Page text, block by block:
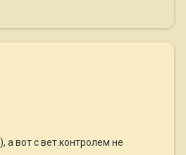
а вот с вет.контролем не